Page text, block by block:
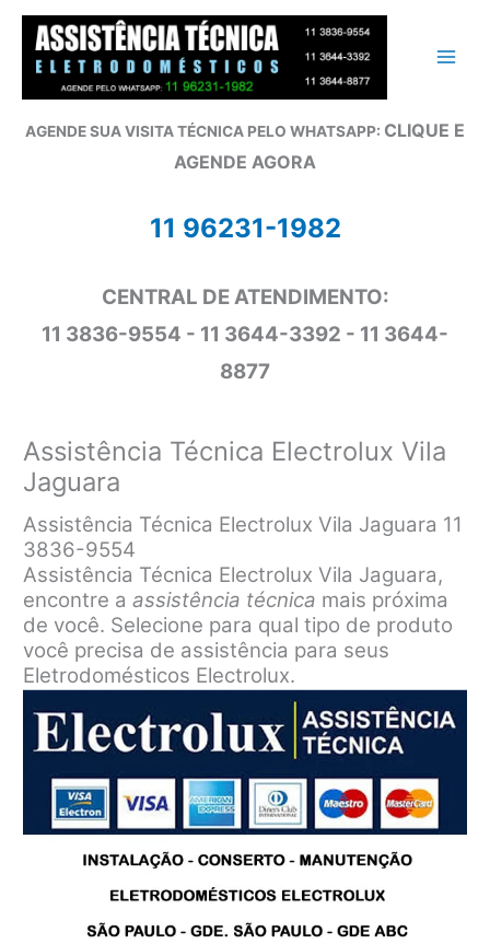
conteúdo
AGENDE SUA VISITA TÉCNICA PELO WHATSAPP: CLIQUE E
AGENDE AGORA
11 96231-1982
CENTRAL DE ATENDIMENTO:
11 3836-9554 - 11 3644-3392 - 11 3644-
8877
Assistência Técnica Electrolux Vila
Jaguara
Assistência Técnica Electrolux Vila Jaguara 11
3836-9554
Assistência Técnica Electrolux Vila Jaguara,
encontre aassistência técnica mais próxima
de você. Selecione para qual tipo de produto
você precisa de assistência para seus
Eletrodomésticos Electrolux.